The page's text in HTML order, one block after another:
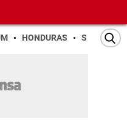
HONDURAS SAN PEDRO